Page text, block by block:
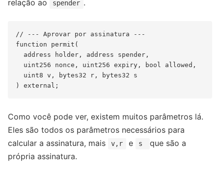
relação ao
spender .
// --- Aprovar por assinatura ---
function permit(
  address holder, address spender,
  uint256 nonce, uint256 expiry, bool allowed,
  uint8 v, bytes32 r, bytes32 s
Como você pode ver, existem muitos parâmetros lá.
Eles são todos os parâmetros necessários para
calcular a assinatura, mais
v,r e s
que são a
própria assinatura.